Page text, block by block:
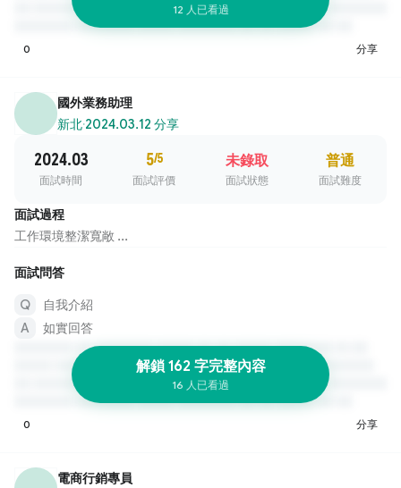
12 人已看過
0 分享
國外業務助理
新北·2024.03.12 分享
2024.03
面試時間
5/5
面試評價
未錄取
面試狀態
普通
面試難度
面試過程
工作環境整潔寬敞 ...
面試問答
自我介紹
如實回答
解鎖 162 字完整內容
16 人已看過
0 分享
電商行銷專員